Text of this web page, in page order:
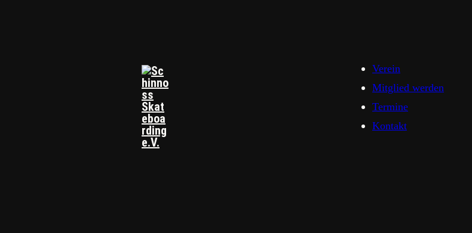
Verein
Mitglied werden
Termine
Kontakt